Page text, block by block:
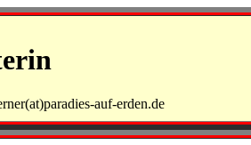
auf-erden.de